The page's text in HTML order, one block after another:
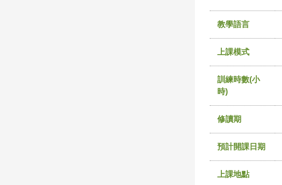
教學語言
上課模式
訓練時數(小
時)
修讀期
預計開課日期
上課地點